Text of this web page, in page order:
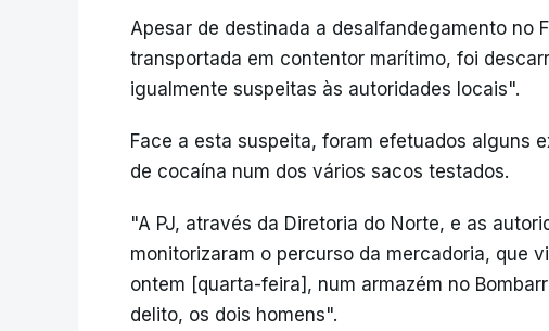
Apesar de destinada a desalfandegamento no
transportada em contentor marítimo, foi
igualmente suspeitas às autoridades locais".
Face a esta suspeita, foram efetuados alguns
de cocaína num dos vários sacos testados.
"A PJ, através da Diretoria do Norte, e as
monitorizaram o percurso da mercadoria, que
ontem [quarta-feira], num armazém no
delito, os dois homens".